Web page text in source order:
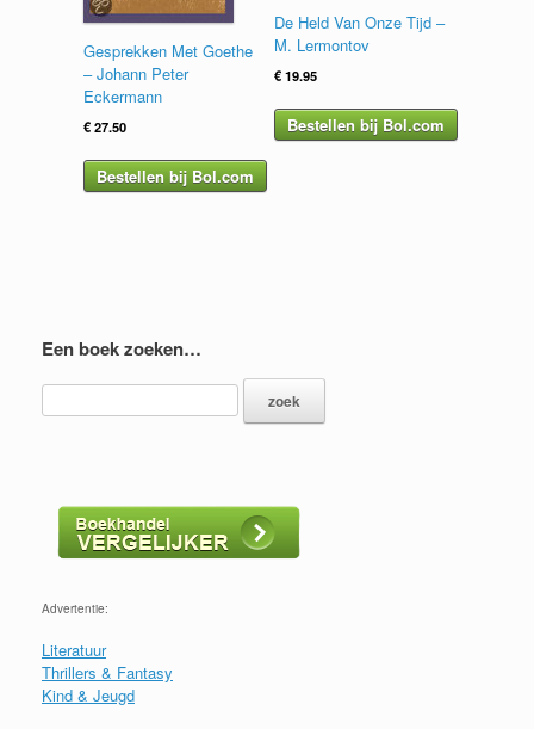
Gesprekken Met Goethe
– Johann Peter
Eckermann
€27.50
Bestellen bij Bol.com
De Held Van Onze Tijd –
M. Lermontov
€19.95
Bestellen bij Bol.com
Een boek zoeken…
Advertentie:
Literatuur
Thrillers & Fantasy
Kind & Jeugd